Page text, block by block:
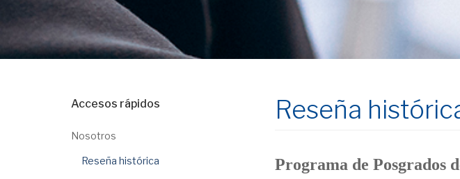
Reseña
Programa de Posgrados
Accesos rápidos
Nosotros
Reseña histórica